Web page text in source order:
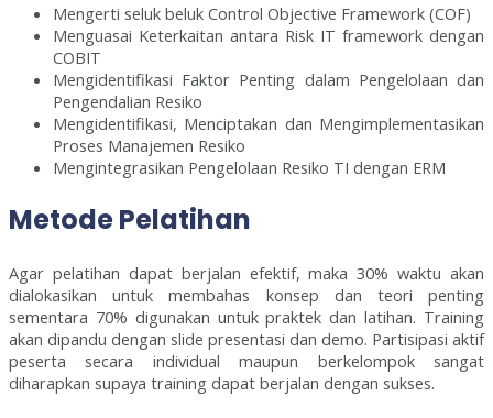
Mengerti seluk beluk Control Objective Framework (COF)
Menguasai Keterkaitan antara Risk IT framework dengan
COBIT
Mengidentifikasi Faktor Penting dalam Pengelolaan dan
Pengendalian Resiko
Mengidentifikasi, Menciptakan dan Mengimplementasikan
Proses Manajemen Resiko
Mengintegrasikan Pengelolaan Resiko TI dengan ERM
Metode Pelatihan
Agar pelatihan dapat berjalan efektif, maka 30% waktu akan
dialokasikan untuk membahas konsep dan teori penting
sementara 70% digunakan untuk praktek dan latihan. Training
akan dipandu dengan slide presentasi dan demo. Partisipasi aktif
peserta secara individual maupun berkelompok sangat
diharapkan supaya training dapat berjalan dengan sukses.